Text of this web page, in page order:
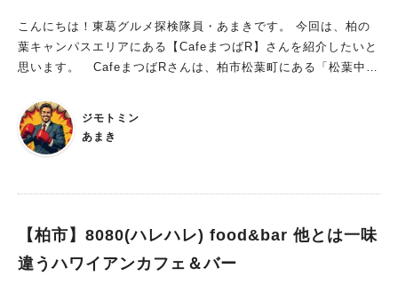
の盛り合わせメニューのほかにも、その日のおススメ天ぷらも取
り扱いがあります。 今回はその日のおススメにあったメヒカリ
とカキの天ぷらをいただきました。 メヒカリは外側サクサク、
キの天ぷらは、新鮮で臭みも全くない上に大振りで食べ応えばっ
ちり。 もう説明不要の美味しさです。 シメはやっぱり蕎麦
で！ 玉川さんで飲むなら、やはりシメは蕎麦でないと！ 蕎麦は
いので香りが素晴らしく、 打ち立ての蕎麦はコシもしっかりと
が、 特にくるみだれ蕎麦は創業以来ずっと人気の商品。 やはり
玉川さんではこちらを推したいです。 くるみペーストを綿棒で
こんにちは！東葛グルメ探検隊員・あまきです。 今回は、柏の
葉キャンパスエリアにある【CafeまつばR】さんを紹介したいと
思います。 CafeまつばRさんは、柏市松葉町にある「松葉中央
年を誇るカフェです。 松葉町近隣にお住いの、主にシニア世代
の有志の方々が出資し、設計から外装内装も自分たちの手造りで
製作されたお店です。 松葉町周辺の住民の方々の憩いの場とな
柏の葉キャンパス駅からバスで約9分。 「ライフタウン中央駅」
柏駅からもバスで約10分程度で辿り着くことができます。 Caf
ジモトミン
あまき
【柏市】8080(ハレハレ) food&bar 他とは一味
違うハワイアンカフェ＆バー